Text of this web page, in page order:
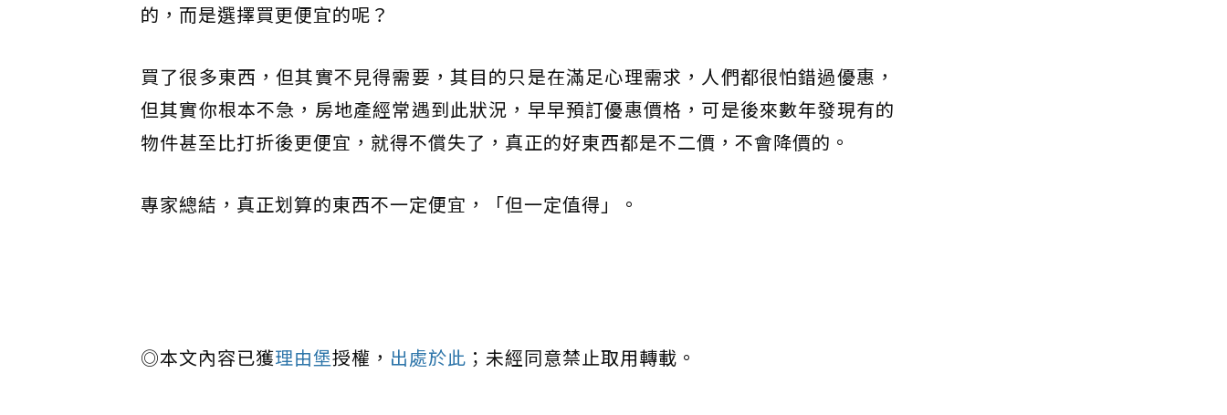
的，而是選擇買更便宜的呢？
買了很多東西，但其實不見得需要，其目的只是在滿足心理需求，人們都很怕錯過優惠，
但其實你根本不急，房地產經常遇到此狀況，早早預訂優惠價格，可是後來數年發現有的
物件甚至比打折後更便宜，就得不償失了，真正的好東西都是不二價，不會降價的。
專家總結，真正划算的東西不一定便宜，「但一定值得」。
◎本文內容已獲理由堡授權， 出處於此 ；未經同意禁止取用轉載。